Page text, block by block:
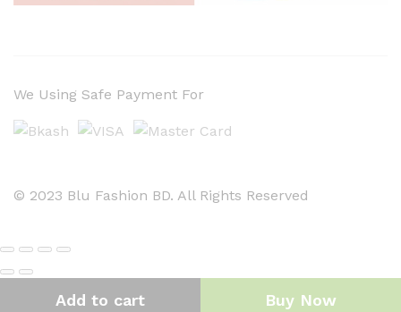
Add to cart Buy Now
© 2023 Blu Fashion BD. All Rights Reserved
We Using Safe Payment For